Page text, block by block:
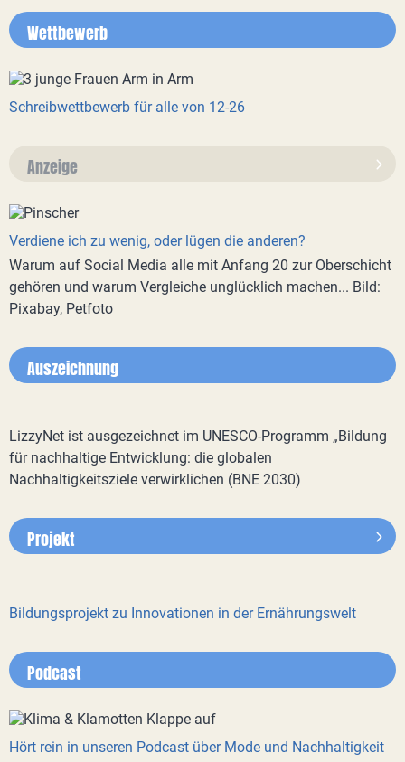
Wettbewerb
Schreibwettbewerb für alle von 12-26
Anzeige
Verdiene ich zu wenig, oder lügen die anderen?
Warum auf Social Media alle mit Anfang 20 zur Oberschicht
gehören und warum Vergleiche unglücklich machen... Bild:
Pixabay, Petfoto
Auszeichnung
LizzyNet ist ausgezeichnet im UNESCO-Programm „Bildung
für nachhaltige Entwicklung: die globalen
Nachhaltigkeitsziele verwirklichen (BNE 2030)
Projekt
Bildungsprojekt zu Innovationen in der Ernährungswelt
Podcast
Hört rein in unseren Podcast über Mode und Nachhaltigkeit